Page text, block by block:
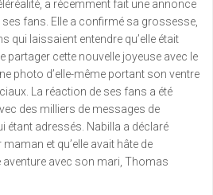
a récemment fait une annonce
fans. Elle a confirmé sa grossesse,
qui laissaient entendre qu’elle était
partager cette nouvelle joyeuse avec le
photo d’elle-même portant son ventre
La réaction de ses fans a été
des milliers de messages de
étant adressés. Nabilla a déclaré
maman et qu’elle avait hâte de
avec son mari, Thomas